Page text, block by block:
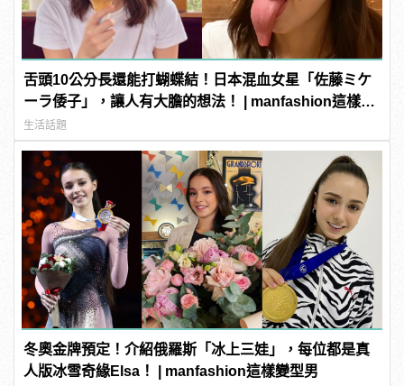
舌頭10公分長還能打蝴蝶結！日本混血女星「佐藤ミケ
ーラ倭子」，讓人有大膽的想法！ | manfashion這樣變
型男
生活話題
冬奧金牌預定！介紹俄羅斯「冰上三娃」，每位都是真
人版冰雪奇緣Elsa！ | manfashion這樣變型男